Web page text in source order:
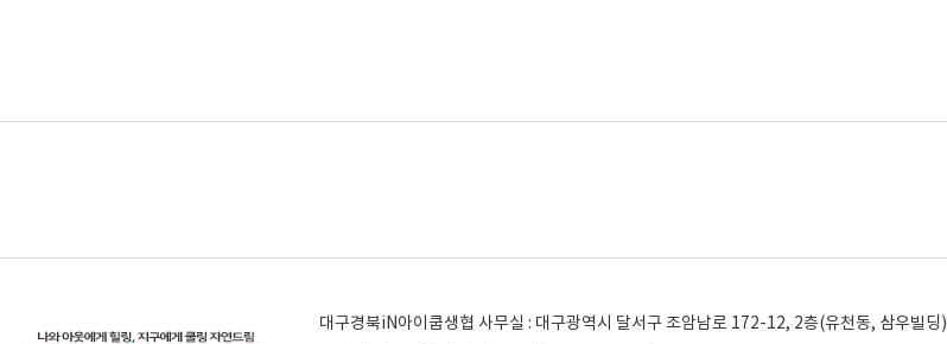
대구경북iN아이쿱생협 사무실 : 대구광역시 달서구 조암남로 172-12, 2층(유천동, 삼우빌딩)